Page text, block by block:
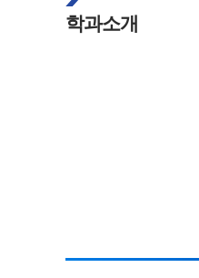
학과소개